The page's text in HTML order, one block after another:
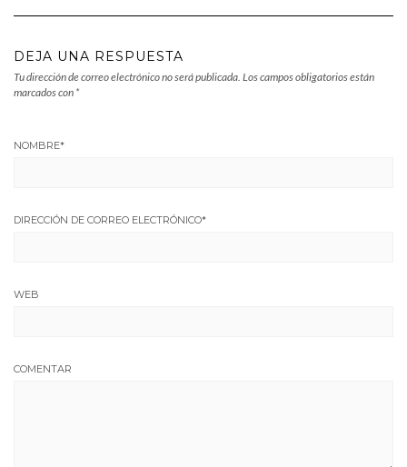
DEJA UNA RESPUESTA
Tu dirección de correo electrónico no será publicada. Los campos obligatorios están
marcados con *
NOMBRE*
DIRECCIÓN DE CORREO ELECTRÓNICO*
WEB
COMENTAR